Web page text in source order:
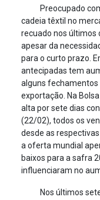
Preocupado
cadeia têxtil no
recuado nos últimos
apesar da
para o curto prazo.
antecipadas tem
alguns fechamentos
exportação. Na
alta por sete dias
(22/02), todos os
desde as
a oferta mundial
baixos para a safra
influenciaram no
Nos últimos